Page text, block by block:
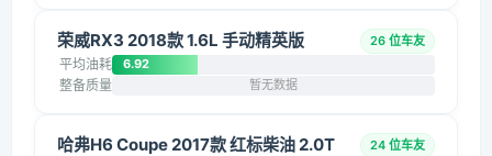
荣威RX3 2018款 1.6L 手动精英版 26 位车友
平均油耗 6.92
整备质量 暂无数据
哈弗H6 Coupe 2017款 红标柴油 2.0T
24 位车友